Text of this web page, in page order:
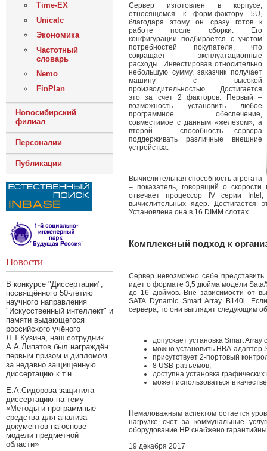
Time-EX
Unicalc
Экономика
Частотный
словарь
Nemo
FinPlan
Новосибирский
филиал
Персоналии
Публикации
Новости
В конкурсе "Диссертации",
посвящённого 50-летию
научного направления
"Искусственный интеллект" и
памяти выдающегося
российского учёного
Л.Т.Кузина, наш сотрудник
А.А.Липатов был награждён
первым призом и дипломом
за недавно защищенную
диссертацию к.т.н.
Е.А.Сидорова защитила
диссертацию на тему
«Методы и программные
средства для анализа
документов на основе
модели предметной
области»
Сервер изготовлен в корпусе,
относящемся к форм-фактору 5U,
благодаря этому он сразу готов к
работе после сборки. Его
конфигурации подбирается с учетом
потребностей покупателя, что
сокращает эксплуатационные
расходы. Инвестировав относительно
небольшую сумму, заказчик получает
машину с высокой
производительностью. Достигается
это за счет 2 факторов. Первый –
возможность установить любое
программное обеспечение,
совместимое с данным «железом», а
второй – способность сервера
поддерживать различные внешние
устройства.
Вычислительная способность агрегата
– показатель, говорящий о
отвечает процессор IV серии
вычислительных ядер.
Установлена она в 16 DIMM слотах.
Комплексный подход к
Сервер невозможно себе
идет о формате 3,5 дюйма модели
до 16 дюймов. Вне зависимости от
SATA Dynamic Smart Array B140i.
сервера, то они выглядят следующим
допускает установка Smart
можно установить НВА-адаптер
присутствует 2-портовый
8 USB-разъемов;
доступна установка
может использоваться в
Немаловажным аспектом остается
нагрузке счет за коммунальные
оборудование HP снабжено
19 декабря 2017